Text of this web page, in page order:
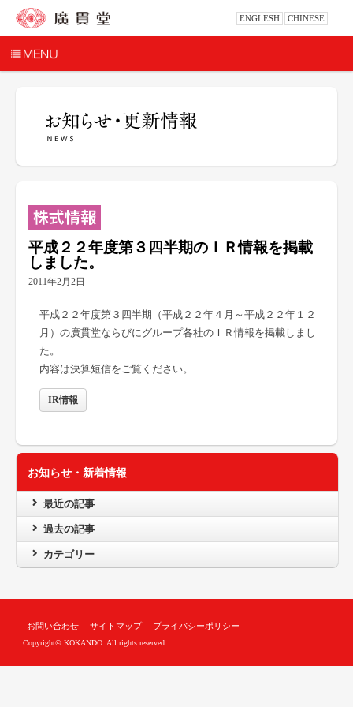
ENGLESH CHINESE
平成２２年度第３四半期のＩＲ情報を掲載
しました。
2011年2月2日
平成２２年度第３四半期（平成２２年４月～平成２２年１２
月）の廣貫堂ならびにグループ各社のＩＲ情報を掲載しまし
た。
内容は決算短信をご覧ください。
IR情報
お知らせ・新着情報
最近の記事
過去の記事
カテゴリー
お問い合わせ サイトマップ プライバシーポリシー
Copyright© KOKANDO. All rights reserved.